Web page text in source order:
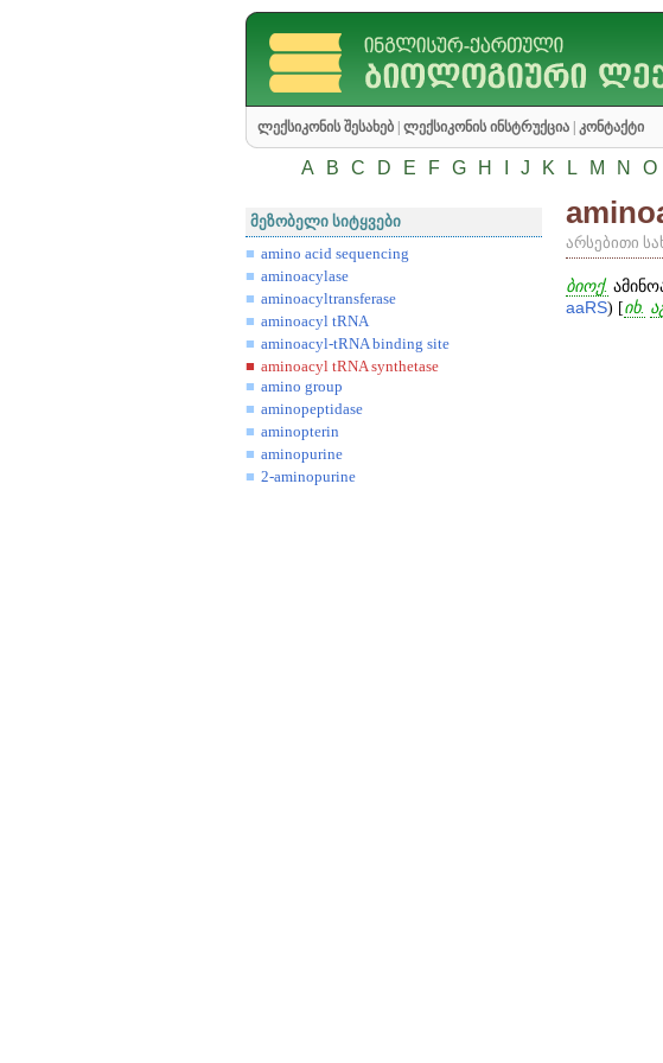
ლექსიკონის შესახებ ლექსიკონის ინსტრუქცია კონტაქტი
A B C D E F G H J K L M N O
მეზობელი სიტყვები
amino acid sequencing
aminoacylase
aminoacyltransferase
aminoacyl tRNA
aminoacyl-tRNA binding site
aminoacyl tRNA synthetase
amino group
aminopeptidase
aminopterin
aminopurine
2-aminopurine
არსებითი
ბიოქ.
aaRS) [იხ.